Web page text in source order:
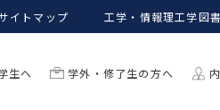
イトマップ 工学・情報理工学図
生へ 学外・修了生の方へ